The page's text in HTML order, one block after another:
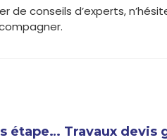
de conseils d’experts,
Installation domotique : les étapes clés pour automatiser et sécuriser votre maison